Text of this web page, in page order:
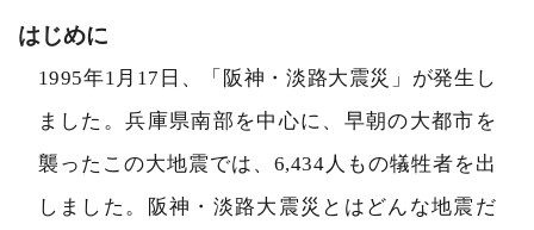
はじめに
1995年1月17日、「阪神・淡路大震災」が発生し
ました。兵庫県南部を中心に、早朝の大都市を
襲ったこの大地震では、6,434人もの犠牲者を出
しました。阪神・淡路大震災とはどんな地震だ